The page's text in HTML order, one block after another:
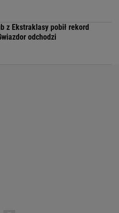
z Ekstraklasy pobił rekord
odchodzi